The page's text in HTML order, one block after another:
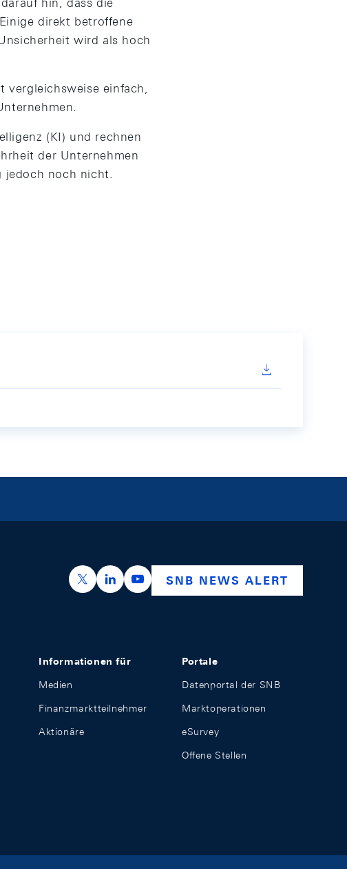
hin, dass die
direkt betroffene
wird als hoch
vergleichsweise einfach,
(KI) und rechnen
der Unternehmen
jedoch noch nicht.
https://x.com/snb_bns
https://ch.linkedin.com/company/swiss-
https://www.youtube.com/
SNB NEWS ALERT
Informationen für
Medien
Finanzmarktteilnehmer
Aktionäre
Portale
Datenportal der SNB
Marktoperationen
eSurvey
Offene Stellen